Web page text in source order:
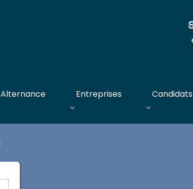
Alternance Entreprises Candidats